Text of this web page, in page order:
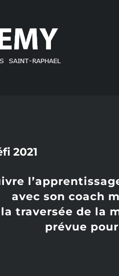
2021
avec son coach
traversée de la
prévue